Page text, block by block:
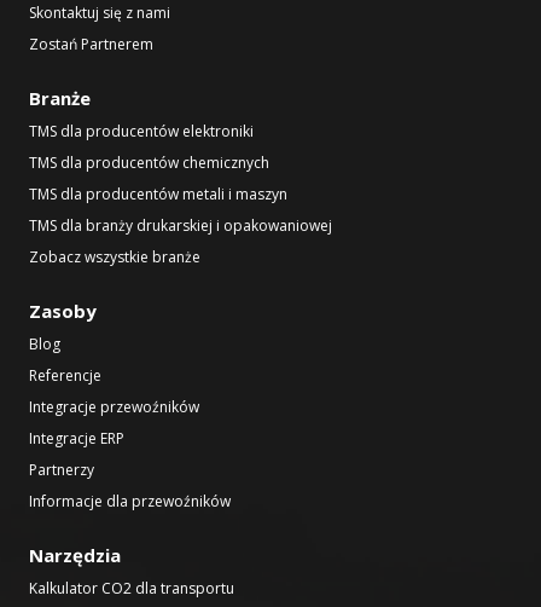
Skontaktuj się z nami
Zostań Partnerem
Branże
TMS dla producentów elektroniki
TMS dla producentów chemicznych
TMS dla producentów metali i maszyn
TMS dla branży drukarskiej i opakowaniowej
Zobacz wszystkie branże
Zasoby
Blog
Referencje
Integracje przewoźników
Integracje ERP
Partnerzy
Informacje dla przewoźników
Narzędzia
Kalkulator CO2 dla transportu